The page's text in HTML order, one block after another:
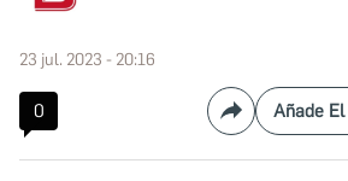
23 jul. 2023 - 20:16
0 Compartir
Añade